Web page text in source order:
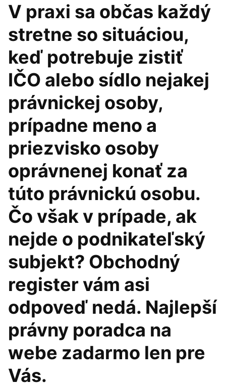
V praxi sa občas každý
stretne so situáciou,
keď potrebuje zistiť
IČO alebo sídlo nejakej
právnickej osoby,
prípadne meno a
priezvisko osoby
oprávnenej konať za
túto právnickú osobu.
Čo však v prípade, ak
nejde o podnikateľský
subjekt? Obchodný
register vám asi
odpoveď nedá. Najlepší
právny poradca na
webe zadarmo len pre
Vás.